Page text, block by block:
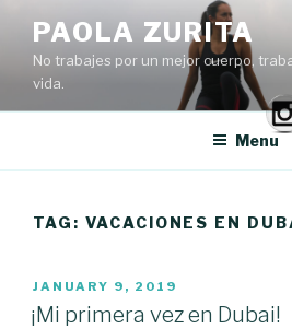
content
PAOLA ZURITA
No trabajes por un mejor cuerpo,
vida.
Menu
TAG: VACACIONES EN
POSTED
ON
JANUARY 9, 2019
¡Mi primera vez en Dubai!